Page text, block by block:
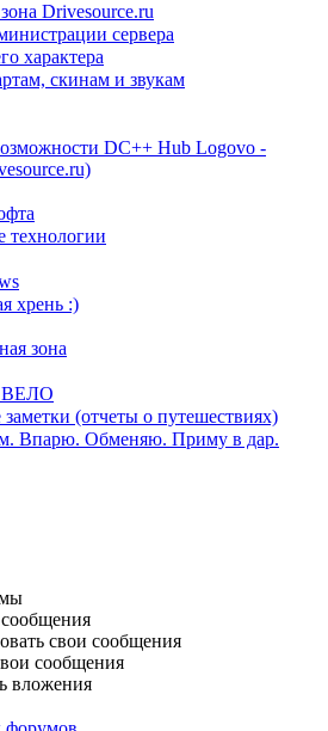
Drivesource.ru
сервера
характера
скинам и звукам
DC++ Hub Logovo -
хрень :)
зона
(отчеты о путешествиях)
Впарю. Обменяю. Приму в дар.
сообщения
свои сообщения
сообщения
вложения